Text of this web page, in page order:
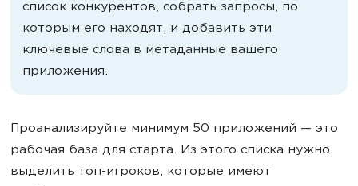
список конкурентов, собрать запросы, по
которым его находят, и добавить эти
ключевые слова в метаданные вашего
приложения.
Проанализируйте минимум 50 приложений — это
рабочая база для старта. Из этого списка нужно
выделить топ-игроков, которые имеют